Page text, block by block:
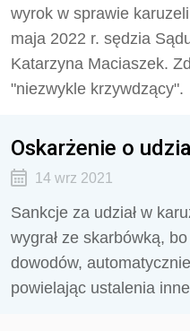
wyrok w sprawie karuzeli
maja 2022 r. sędzia
Katarzyna Maciaszek.
"niezwykle krzywdzący".
Oskarżenie o
14 wrz 2021
Sankcje za udział w
wygrał ze skarbówką,
dowodów,
powielając ustalenia